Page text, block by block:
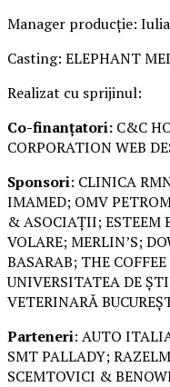
Manager producție: Iulia
Casting: ELEPHANT
Realizat cu sprijinul:
Co-finanțatori: C&C
CORPORATION WEB
Sponsori: CLINICA
IMAMED; OMV
& ASOCIAȚII; ESTEEM
VOLARE; MERLIN’S;
BASARAB; THE
UNIVERSITATEA DE
VETERINARĂ
Parteneri: AUTO
SMT PALLADY;
SCEMTOVICI &